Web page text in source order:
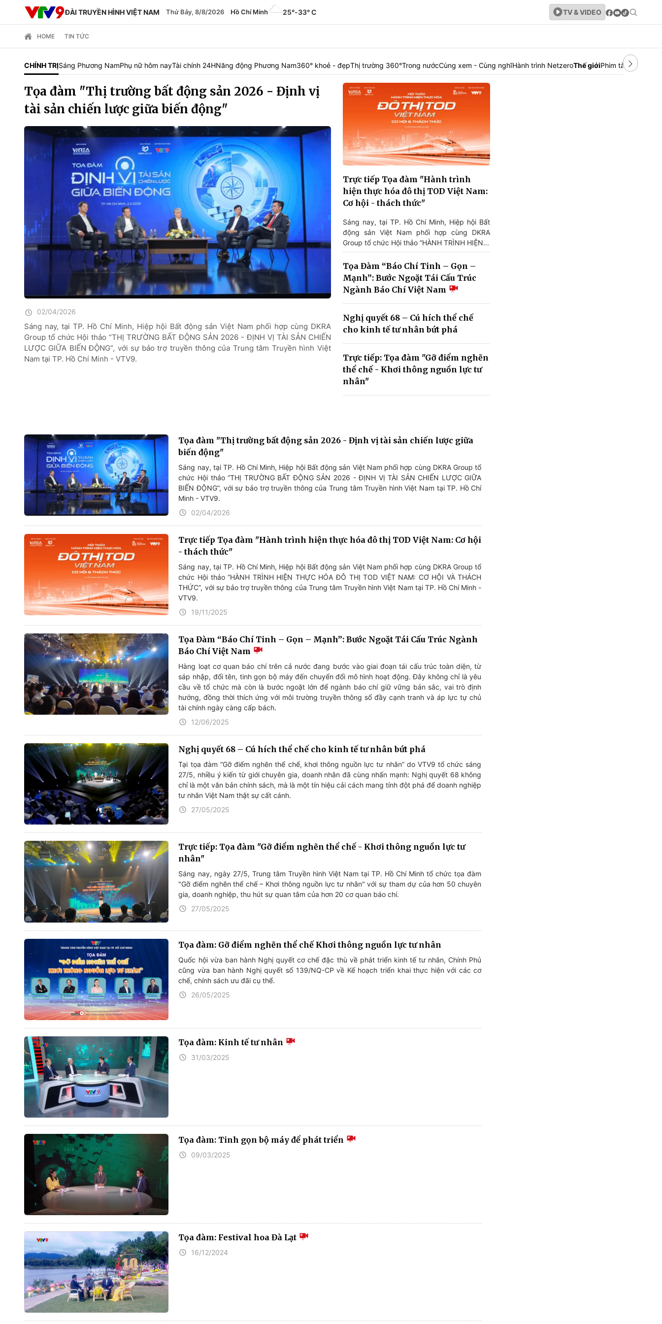
ĐÀI TRUYỀN HÌNH VIỆT NAM Thứ Bảy, 8/8/2026 Hồ Chí Minh 25°-33° C TV & VIDEO
HOME TIN TỨC
CHÍNH TRỊSáng Phương NamPhụ nữ hôm nayTài chính 24HNăng động Phương Nam360° khoẻ - đẹpThị trường 360°Trong nướcCùng xem - Cùng nghĩHành trình NetzeroThế giớiPhim tài liệu
Tọa đàm "Thị trường bất động sản 2026 - Định vị
tài sản chiến lược giữa biến động"
02/04/2026
Sáng nay, tại TP. Hồ Chí Minh, Hiệp hội Bất động sản Việt Nam phối hợp cùng DKRA
Group tổ chức Hội thảo “THỊ TRƯỜNG BẤT ĐỘNG SẢN 2026 - ĐỊNH VỊ TÀI SẢN CHIẾN
LƯỢC GIỮA BIẾN ĐỘNG”, với sự bảo trợ truyền thông của Trung tâm Truyền hình Việt
Nam tại TP. Hồ Chí Minh - VTV9.
Trực tiếp Tọa đàm "Hành trình
hiện thực hóa đô thị TOD Việt Nam:
Cơ hội - thách thức"
Sáng nay, tại TP. Hồ Chí Minh, Hiệp hội Bất
động sản Việt Nam phối hợp cùng DKRA
Group tổ chức Hội thảo “HÀNH TRÌNH HIỆN...
Tọa Đàm “Báo Chí Tinh – Gọn –
Mạnh”: Bước Ngoặt Tái Cấu Trúc
Ngành Báo Chí Việt Nam
Nghị quyết 68 – Cú hích thể chế
cho kinh tế tư nhân bứt phá
Trực tiếp: Tọa đàm "Gỡ điểm nghẽn
thể chế - Khơi thông nguồn lực tư
nhân"
Tọa đàm "Thị trường bất động sản 2026 - Định vị tài sản chiến lược giữa
biến động"
Sáng nay, tại TP. Hồ Chí Minh, Hiệp hội Bất động sản Việt Nam phối hợp cùng DKRA Group tổ
chức Hội thảo “THỊ TRƯỜNG BẤT ĐỘNG SẢN 2026 - ĐỊNH VỊ TÀI SẢN CHIẾN LƯỢC GIỮA
BIẾN ĐỘNG”, với sự bảo trợ truyền thông của Trung tâm Truyền hình Việt Nam tại TP. Hồ Chí
Minh - VTV9.
02/04/2026
Trực tiếp Tọa đàm "Hành trình hiện thực hóa đô thị TOD Việt Nam: Cơ hội
- thách thức"
Sáng nay, tại TP. Hồ Chí Minh, Hiệp hội Bất động sản Việt Nam phối hợp cùng DKRA Group tổ
chức Hội thảo “HÀNH TRÌNH HIỆN THỰC HÓA ĐÔ THỊ TOD VIỆT NAM: CƠ HỘI VÀ THÁCH
THỨC”, với sự bảo trợ truyền thông của Trung tâm Truyền hình Việt Nam tại TP. Hồ Chí Minh -
VTV9.
19/11/2025
Tọa Đàm “Báo Chí Tinh – Gọn – Mạnh”: Bước Ngoặt Tái Cấu Trúc Ngành
Báo Chí Việt Nam
Hàng loạt cơ quan báo chí trên cả nước đang bước vào giai đoạn tái cấu trúc toàn diện, từ
sáp nhập, đổi tên, tinh gọn bộ máy đến chuyển đổi mô hình hoạt động. Đây không chỉ là yêu
cầu về tổ chức mà còn là bước ngoặt lớn để ngành báo chí giữ vững bản sắc, vai trò định
hướng, đồng thời thích ứng với môi trường truyền thông số đầy cạnh tranh và áp lực tự chủ
tài chính ngày càng cấp bách.
12/06/2025
Nghị quyết 68 – Cú hích thể chế cho kinh tế tư nhân bứt phá
Tại tọa đàm “Gỡ điểm nghẽn thể chế, khơi thông nguồn lực tư nhân” do VTV9 tổ chức sáng
27/5, nhiều ý kiến từ giới chuyên gia, doanh nhân đã cùng nhấn mạnh: Nghị quyết 68 không
chỉ là một văn bản chính sách, mà là một tín hiệu cải cách mang tính đột phá để doanh nghiệp
tư nhân Việt Nam thật sự cất cánh.
27/05/2025
Trực tiếp: Tọa đàm "Gỡ điểm nghẽn thể chế - Khơi thông nguồn lực tư
nhân"
Sáng nay, ngày 27/5, Trung tâm Truyền hình Việt Nam tại TP. Hồ Chí Minh tổ chức tọa đàm
"Gỡ điểm nghẽn thể chế – Khơi thông nguồn lực tư nhân" với sự tham dự của hơn 50 chuyên
gia, doanh nghiệp, thu hút sự quan tâm của hơn 20 cơ quan báo chí.
27/05/2025
Tọa đàm: Gỡ điểm nghẽn thể chế Khơi thông nguồn lực tư nhân
Quốc hội vừa ban hành Nghị quyết cơ chế đặc thù về phát triển kinh tế tư nhân, Chính Phủ
cũng vừa ban hành Nghị quyết số 139/NQ-CP về Kế hoạch triển khai thực hiện với các cơ
chế, chính sách ưu đãi cụ thể.
26/05/2025
Tọa đàm: Kinh tế tư nhân
31/03/2025
Tọa đàm: Tinh gọn bộ máy để phát triển
09/03/2025
Tọa đàm: Festival hoa Đà Lạt
16/12/2024